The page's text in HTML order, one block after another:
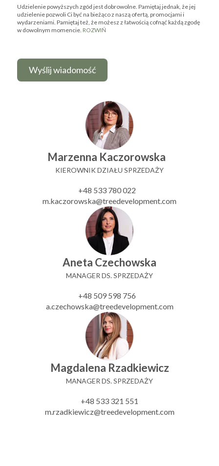
Udzielenie powyższych zgód jest dobrowolne. Pamiętaj jednak, że jej
udzielenie pozwoli Ci być na bieżąco z naszą ofertą, promocjami i
wydarzeniami. Pamiętaj też, że możesz z łatwością cofnąć każdą zgodę
w dowolnym momencie. ROZWIŃ
Marzenna Kaczorowska
KIEROWNIK DZIAŁU SPRZEDAŻY
+48 533 780 022
m.kaczorowska@treedevelopment.com
Aneta Czechowska
MANAGER DS. SPRZEDAŻY
+48 509 598 756
a.czechowska@treedevelopment.com
Magdalena Rzadkiewicz
MANAGER DS. SPRZEDAŻY
+48 533 321 551
m.rzadkiewicz@treedevelopment.com